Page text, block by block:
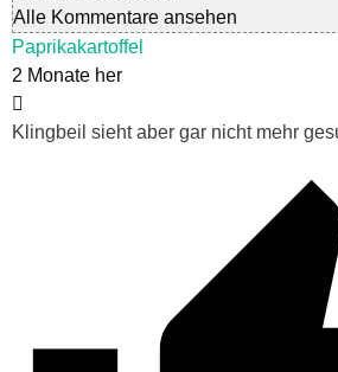
Alle Kommentare ansehen
Paprikakartoffel
2 Monate her
Klingbeil sieht aber gar nicht mehr